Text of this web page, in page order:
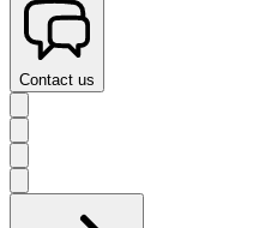
Contact us